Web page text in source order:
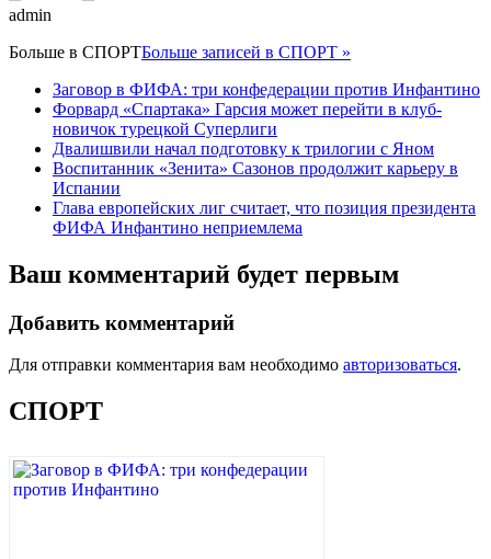
admin
Больше в СПОРТБольше записей в СПОРТ »
Заговор в ФИФА: три конфедерации против Инфантино
Форвард «Спартака» Гарсия может перейти в клуб-
новичок турецкой Суперлиги
Двалишвили начал подготовку к трилогии с Яном
Воспитанник «Зенита» Сазонов продолжит карьеру в
Испании
Глава европейских лиг считает, что позиция президента
ФИФА Инфантино неприемлема
Ваш комментарий будет первым
Добавить комментарий
Для отправки комментария вам необходимо авторизоваться.
СПОРТ